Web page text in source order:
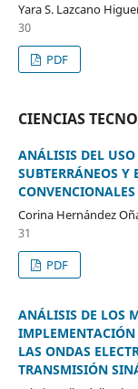
Yara S. Lazcano
30
PDF
CIENCIAS
ANÁLISIS DEL USO
SUBTERRÁNEOS Y
Corina Hernández
31
PDF
ANÁLISIS DE LOS
IMPLEMENTACIÓN
LAS ONDAS
TRANSMISIÓN